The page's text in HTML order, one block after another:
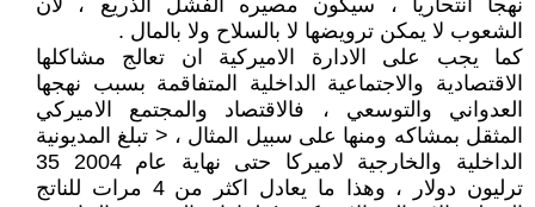
نهجا انتحاريا ، سيكون مصيره الفشل الذريع ، لأن
الشعوب لا يمكن ترويضها لا بالسلاح ولا بالمال .
كما يجب على الادارة الاميركية ان تعالج مشاكلها
الاقتصادية والاجتماعية الداخلية المتفاقمة بسبب نهجها
العدواني والتوسعي ، فالاقتصاد والمجتمع الاميركي
المثقل بمشاكه ومنها على سبيل المثال ، < تبلغ المديونية
الداخلية والخارجية لاميركا حتى نهاية عام 2004 35
ترليون دولار ، وهذا ما يعادل اكثر من 4 مرات للناتج